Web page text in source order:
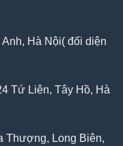
Hà Nội( đối diện
Tứ Liên, Tây Hồ, Hà
Thượng, Long Biên,